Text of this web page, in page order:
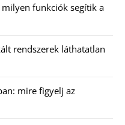
funkciók segítik a
rendszerek láthatatlan
mire figyelj az